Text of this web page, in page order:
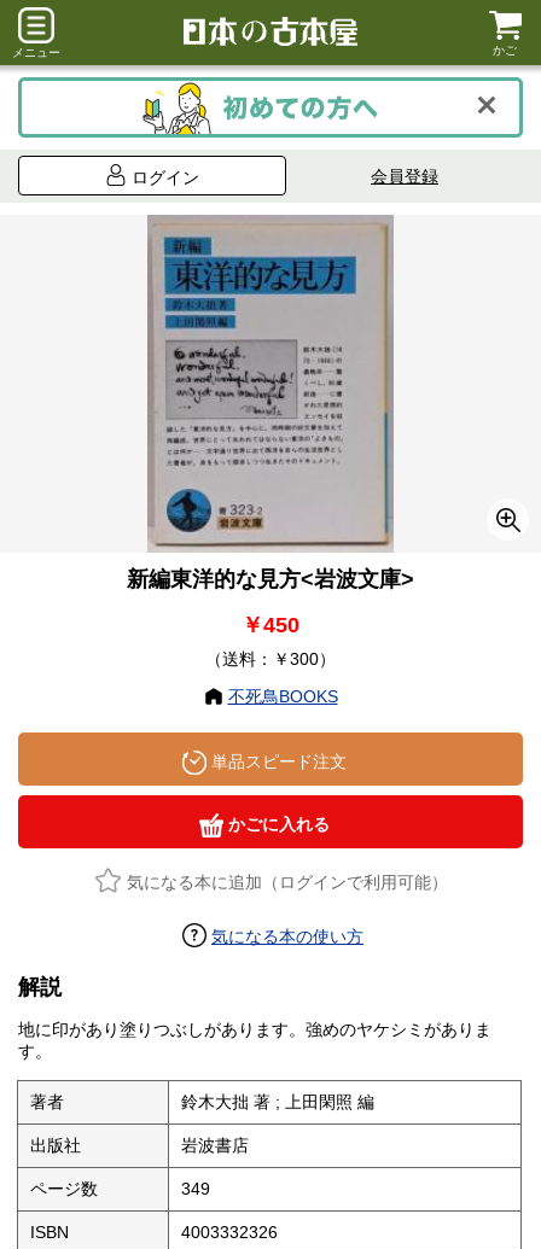
メニュー かご
ログイン 会員登録
新編東洋的な見方<岩波文庫>
￥450
（送料：￥300）
不死鳥BOOKS
単品スピード注文
かごに入れる
気になる本に追加（ログインで利用可能）
気になる本の使い方
解説
地に印があり塗りつぶしがあります。強めのヤケシミがありま
す。
著者 鈴木大拙 著 ; 上田閑照 編
出版社 岩波書店
ページ数 349
ISBN 4003332326